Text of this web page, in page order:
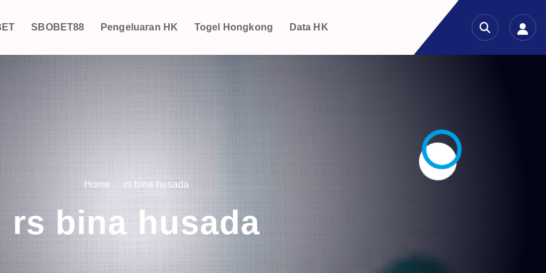
SBOBET88 Pengeluaran HK Togel Hongkong Data HK
Home rs bina husada
rs bina husada